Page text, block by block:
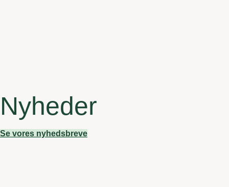
Nyheder
Se vores nyhedsbreve